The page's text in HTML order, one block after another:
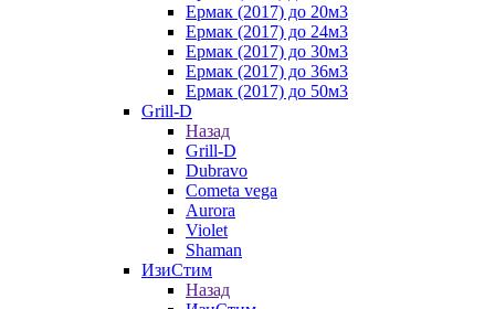
Ермак (2017) до 20м3
Ермак (2017) до 24м3
Ермак (2017) до 30м3
Ермак (2017) до 36м3
Ермак (2017) до 50м3
Grill-D
Назад
Grill-D
Dubravo
Cometa vega
Aurora
Violet
Shaman
ИзиСтим
Назад